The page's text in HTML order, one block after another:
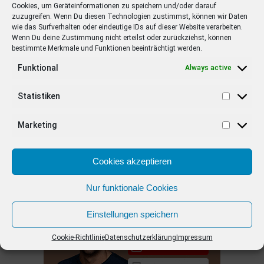
Cookies, um Geräteinformationen zu speichern und/oder darauf
zuzugreifen. Wenn Du diesen Technologien zustimmst, können wir Daten
wie das Surfverhalten oder eindeutige IDs auf dieser Website verarbeiten.
Wenn Du deine Zustimmung nicht erteilst oder zurückziehst, können
bestimmte Merkmale und Funktionen beeinträchtigt werden.
Funktional Always active
Statistiken
Marketing
Cookies akzeptieren
Nur funktionale Cookies
Einstellungen speichern
Cookie-RichtlinieDatenschutzerklärungImpressum
Elton moderiert Quiz-Show Alle gegen
Einen auf Prosieben
Barbara Schöneberger Moderatorin
ANZEIGE